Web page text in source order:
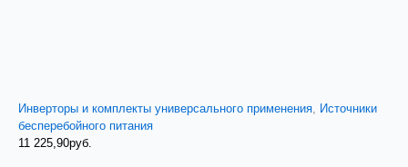
Инверторы и комплекты универсального применения Источники
бесперебойного питания
11 225,90руб.